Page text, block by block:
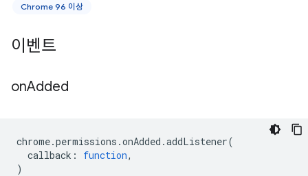
Chrome 96 이상
이벤트
onAdded
chrome.permissions .onAdded .addListener(
callback : function,
)